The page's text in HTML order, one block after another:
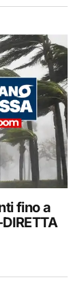
fino a